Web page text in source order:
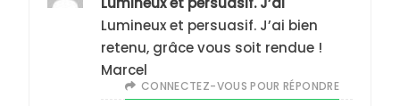
Lumineux et persuasif. J’ai bien
retenu, grâce vous soit rendue !
Marcel
CONNECTEZ-VOUS POUR RÉPONDRE
MA JUDAÏTE par Thérèse
Zrihen-Dvir
ISRAÉL
CE QUI NOUS MANQUE –